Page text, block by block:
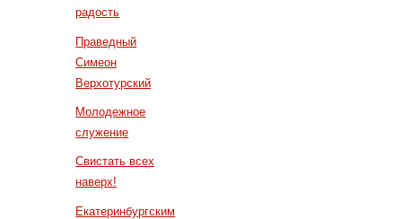
радость
Праведный
Симеон
Верхотурский
Молодежное
служение
Свистать всех
наверх!
Екатеринбургским